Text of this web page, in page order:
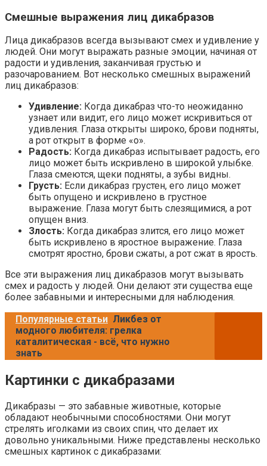
Смешные выражения лиц дикабразов
Лица дикабразов всегда вызывают смех и удивление у
людей. Они могут выражать разные эмоции, начиная от
радости и удивления, заканчивая грустью и
разочарованием. Вот несколько смешных выражений
лиц дикабразов:
Удивление: Когда дикабраз что-то неожиданно
узнает или видит, его лицо может искривиться от
удивления. Глаза открыты широко, брови подняты,
а рот открыт в форме «о».
Радость: Когда дикабраз испытывает радость, его
лицо может быть искривлено в широкой улыбке.
Глаза смеются, щеки подняты, а зубы видны.
Грусть: Если дикабраз грустен, его лицо может
быть опущено и искривлено в грустное
выражение. Глаза могут быть слезящимися, а рот
опущен вниз.
Злость: Когда дикабраз злится, его лицо может
быть искривлено в яростное выражение. Глаза
смотрят яростно, брови сжаты, а рот сжат в ярость.
Все эти выражения лиц дикабразов могут вызывать
смех и радость у людей. Они делают эти существа еще
более забавными и интересными для наблюдения.
Популярные статьи Ликбез от
модного любителя: грелка
каталитическая - всё, что нужно
знать
Картинки с дикабразами
Дикабразы — это забавные животные, которые
обладают необычными способностями. Они могут
стрелять иголками из своих спин, что делает их
довольно уникальными. Ниже представлены несколько
смешных картинок с дикабразами: